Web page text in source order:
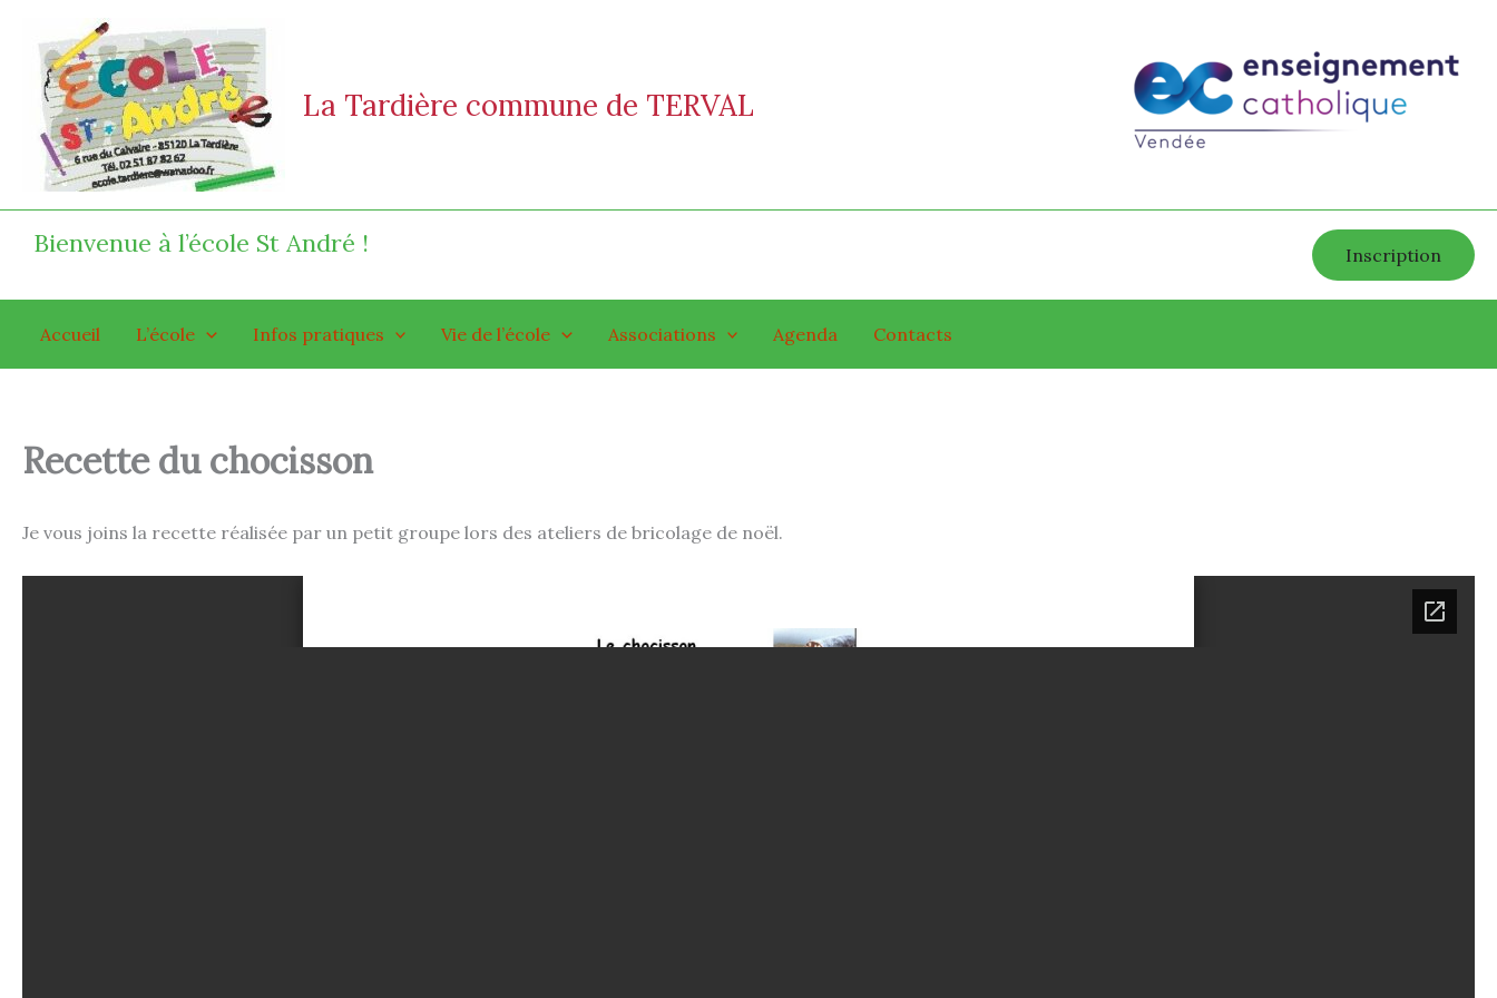
contenu
La Tardière commune de TERVAL
Bienvenue à l’école St André ! Inscription
Accueil L’école Infos pratiques Vie de l’école Associations Agenda Contacts
Recette du chocisson
Je vous joins la recette réalisée par un petit groupe lors des ateliers de bricolage de noël.